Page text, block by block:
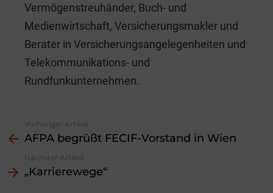
Vermögenstreuhänder, Buch- und
Medienwirtschaft, Versicherungsmakler und
Berater in Versicherungsangelegenheiten und
Telekommunikations- und
Rundfunkunternehmen.
more
Vorheriger Artikel
AFPA begrüßt FECIF-Vorstand in Wien
Nächster Artikel
„Karrierewege“